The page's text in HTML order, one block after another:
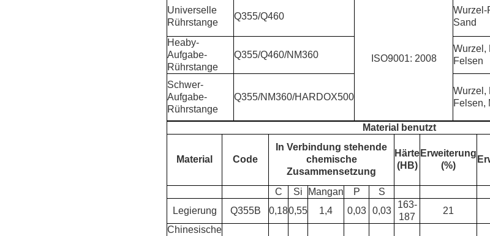
Universelle
Rührstange
Q355/Q460
ISO9001: 2008
Wurzel-
Sand
Heaby-
Aufgabe-
Rührstange
Q355/Q460/NM360
Wurzel,
Felsen
Schwer-
Aufgabe-
Rührstange
Q355/NM360/HARDOX500
Wurzel,
Felsen,
Material benutzt
Material Code
In Verbindung stehende
chemische
Zusammensetzung
Härte
(HB)
Erweiterung
(%)
C
Si Mangan P
S
Legierung
Q355B 0,180,55 1,4 0,03 0,03
163-
187
21
Chinesische